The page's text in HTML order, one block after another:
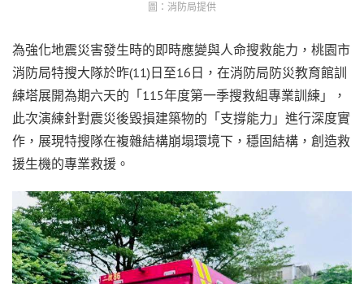
圖：消防局提供
為強化地震災害發生時的即時應變與人命搜救能力，桃園市
消防局特搜大隊於昨(11)日至16日，在消防局防災教育館訓
練塔展開為期六天的「115年度第一季搜救組專業訓練」，
此次演練針對震災後毀損建築物的「支撐能力」進行深度實
作，展現特搜隊在複雜結構崩塌環境下，穩固結構，創造救
援生機的專業救援。